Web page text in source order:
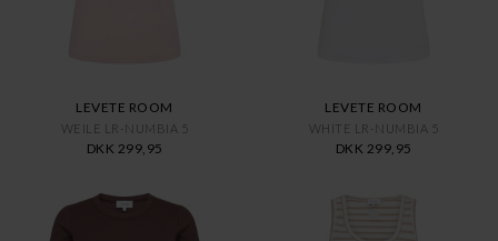
LEVETE ROOM
WEILE LR-NUMBIA 5
DKK 299,95
LEVETE ROOM
WHITE LR-NUMBIA 5
DKK 299,95